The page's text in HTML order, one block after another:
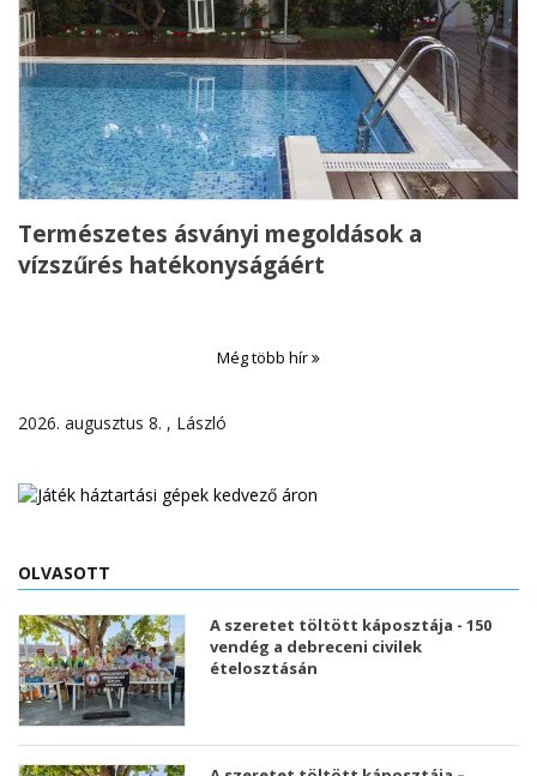
Természetes ásványi megoldások a
vízszűrés hatékonyságáért
Még több hír
2026. augusztus 8. , László
OLVASOTT
A szeretet töltött káposztája - 150
vendég a debreceni civilek
ételosztásán